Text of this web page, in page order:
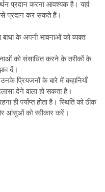
प्रदान करना आवश्यक है। यहां
प्रदान कर सकते हैं।
के अपनी भावनाओं को व्यक्त
को संसाधित करने के तरीकों के
दें।
प्रियजनों के बारे में कहानियाँ
देने वाला हो सकता है।
ही पर्याप्त होता है। स्थिति को ठीक
आंसुओं को स्वीकार करें।